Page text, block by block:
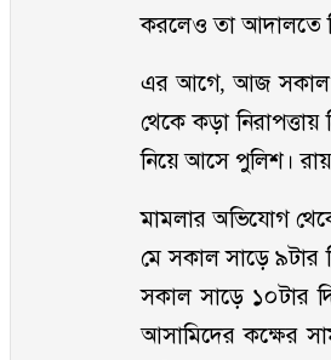
করলেও তা আদালতে
এর আগে, আজ সকাল
থেকে কড়া
নিয়ে আসে পুলিশ।
মামলার অভিযোগ
মে সকাল সাড়ে ৯টার
সকাল সাড়ে ১০টার
আসামিদের কক্ষের